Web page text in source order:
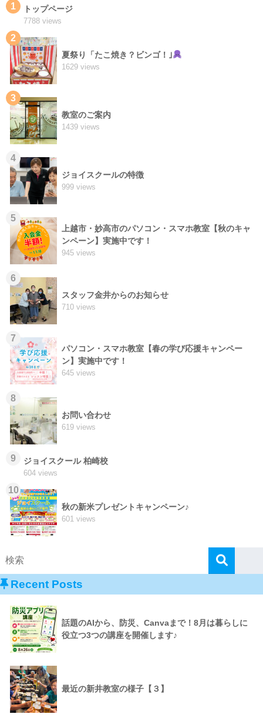
1 トップページ
7788 views
2
夏祭り「たこ焼き？ビンゴ！｣
1629 views
3
教室のご案内
1439 views
4
ジョイスクールの特徴
999 views
5
上越市・妙高市のパソコン・スマホ教室【秋のキャ
ンペーン】実施中です！
945 views
6
スタッフ金井からのお知らせ
710 views
7
パソコン・スマホ教室【春の学び応援キャンペー
ン】実施中です！
645 views
8
お問い合わせ
619 views
9 ジョイスクール 柏崎校
604 views
10
秋の新米プレゼントキャンペーン♪
601 views
Recent Posts
話題のAIから、防災、Canvaまで！8月は暮らしに
役立つ3つの講座を開催します♪
最近の新井教室の様子【３】